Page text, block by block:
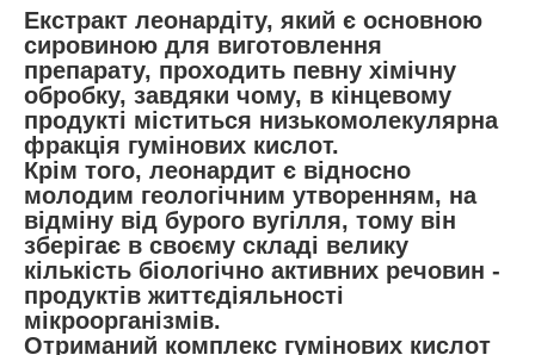
Екстракт леонардіту, який є основною
сировиною для виготовлення
препарату, проходить певну хімічну
обробку, завдяки чому, в кінцевому
продукті міститься низькомолекулярна
фракція гумінових кислот.
Крім того, леонардит є відносно
молодим геологічним утворенням, на
відміну від бурого вугілля, тому він
зберігає в своєму складі велику
кількість біологічно активних речовин -
продуктів життєдіяльності
мікроорганізмів.
Отриманий комплекс гумінових кислот